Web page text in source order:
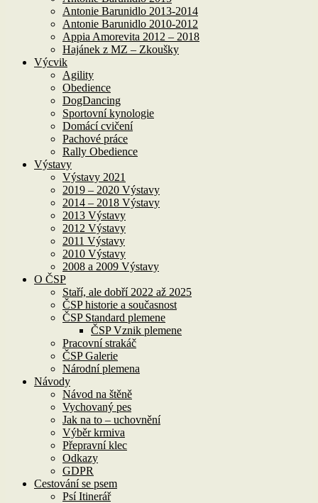
Antonie Barunidlo 2013-2014
Antonie Barunidlo 2010-2012
Appia Amorevita 2012 – 2018
Hajánek z MZ – Zkoušky
Výcvik
Agility
Obedience
DogDancing
Sportovní kynologie
Domácí cvičení
Pachové práce
Rally Obedience
Výstavy
Výstavy 2021
2019 – 2020 Výstavy
2014 – 2018 Výstavy
2013 Výstavy
2012 Výstavy
2011 Výstavy
2010 Výstavy
2008 a 2009 Výstavy
O ČSP
Staří, ale dobří 2022 až 2025
ČSP historie a současnost
ČSP Standard plemene
ČSP Vznik plemene
Pracovní strakáč
ČSP Galerie
Národní plemena
Návody
Návod na štěně
Vychovaný pes
Jak na to – uchovnění
Výběr krmiva
Přepravní klec
Odkazy
GDPR
Cestování se psem
Psí Itinerář